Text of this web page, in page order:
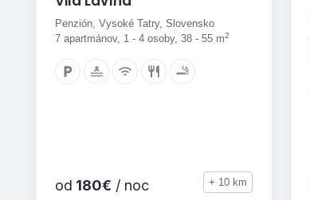
Penzión, Vysoké Tatry, Slovensko
7 apartmánov, 1 - 4 osoby, 38 - 55 m2
od 180€ / noc + 10 km